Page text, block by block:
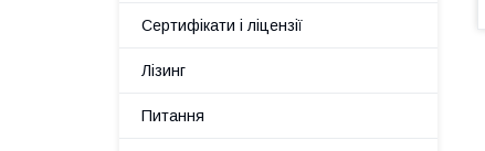
Сертифікати і ліцензії
Лізинг
Питання